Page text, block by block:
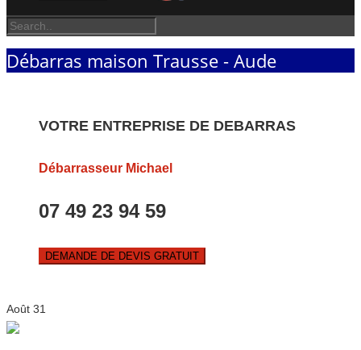
Débarras maison Trausse - Aude
VOTRE ENTREPRISE DE DEBARRAS
Débarrasseur Michael
07 49 23 94 59
DEMANDE DE DEVIS GRATUIT
Août 31